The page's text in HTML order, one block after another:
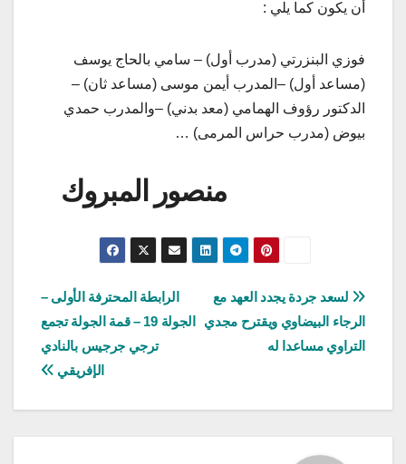
أن يكون كما يلي :
فوزي البنزرتي (مدرب أول) – سامي بالحاج يوسف
(مساعد أول) –المدرب أيمن موسى (مساعد ثان) –
الدكتور رؤوف الهمامي (معد بدني) –والمدرب حمدي
بيوض (مدرب حراس المرمى) …
منصور المبروك
تصفّح
المقالات
الرابطة المحترفة الأولى –
الجولة 19 – قمة الجولة تجمع
ترجي جرجيس بالنادي
الإفريقي
لسعد جردة يجدد العهد مع
الرجاء البيضاوي ويقترح مجدي
التراوي مساعدا له